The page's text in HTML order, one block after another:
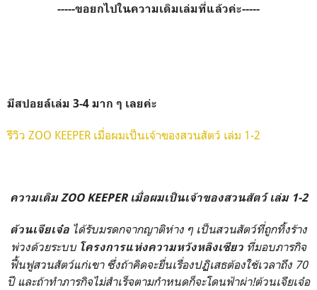
-----ขอยกไปในความเดิมเล่มที่แล้วค่ะ-----
มีสปอยล์เล่ม 3-4 มาก ๆ เลยค่ะ
รีวิว ZOO KEEPER เมื่อผมเป็นเจ้าของสวนสัตว์ เล่ม 1-2
ความเดิม ZOO KEEPER เมื่อผมเป็นเจ้าของสวนสัตว์ เล่ม 1-2
ต้วนเจียเจ๋อ ได้รับมรดกจากญาติห่าง ๆ เป็นสวนสัตว์ที่ถูกทิ้งร้าง
พ่วงด้วยระบบ โครงการแห่งความหวังหลิงเซียว ที่มอบภารกิจ
ฟื้นฟูสวนสัตว์แก่เขา ซึ่งถ้าคิดจะยื่นเรื่องปฏิเสธต้องใช้เวลาถึง 70
ปี และถ้าทำภารกิจไม่สำเร็จตามกำหนดก็จะโดนฟ้าผ่า!ต้วนเจียเจ๋อ